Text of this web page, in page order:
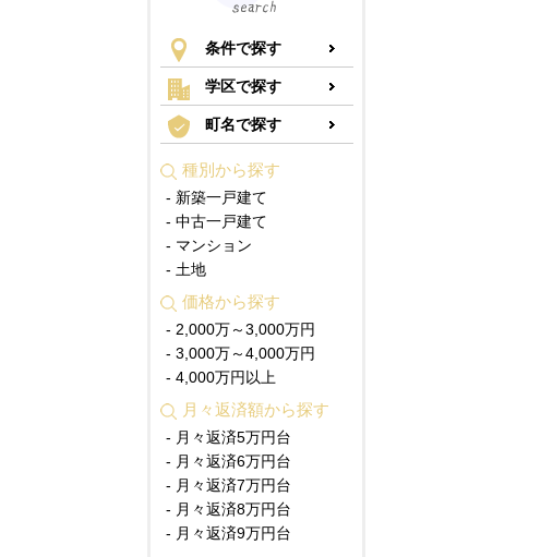
条件で探す
学区で探す
町名で探す
種別から探す
- 新築一戸建て
- 中古一戸建て
- マンション
- 土地
価格から探す
- 2,000万～3,000万円
- 3,000万～4,000万円
- 4,000万円以上
月々返済額から探す
- 月々返済5万円台
- 月々返済6万円台
- 月々返済7万円台
- 月々返済8万円台
- 月々返済9万円台